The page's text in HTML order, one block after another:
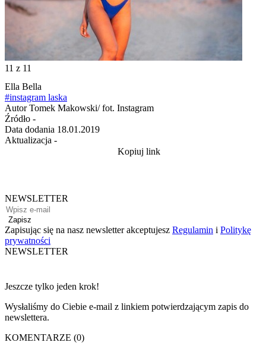
11 z 11
Ella Bella
#instagram laska
Autor Tomek Makowski/ fot. Instagram
Źródło -
Data dodania 18.01.2019
Aktualizacja -
Kopiuj link
NEWSLETTER
Zapisz
Zapisując się na nasz newsletter akceptujesz Regulamin i Politykę
prywatności
NEWSLETTER
Jeszcze tylko jeden krok!
Wysłaliśmy do Ciebie e-mail z linkiem potwierdzającym zapis do
newslettera.
KOMENTARZE (0)